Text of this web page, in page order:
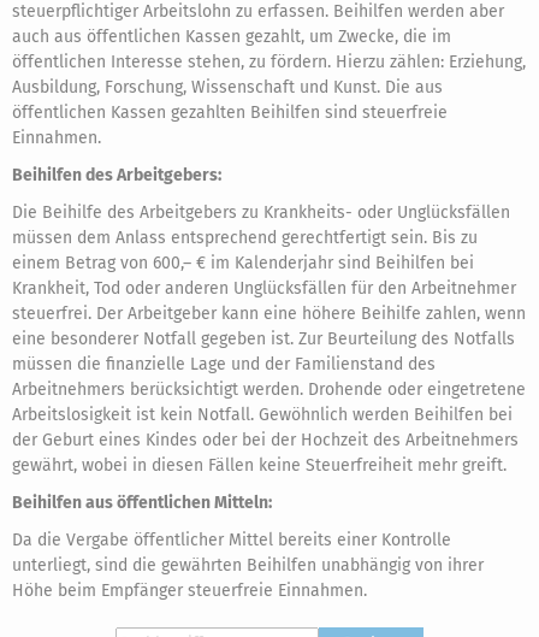
steuerpflichtiger Arbeitslohn zu erfassen. Beihilfen werden aber
auch aus öffentlichen Kassen gezahlt, um Zwecke, die im
öffentlichen Interesse stehen, zu fördern. Hierzu zählen: Erziehung,
Ausbildung, Forschung, Wissenschaft und Kunst. Die aus
öffentlichen Kassen gezahlten Beihilfen sind steuerfreie
Einnahmen.
Beihilfen des Arbeitgebers:
Die Beihilfe des Arbeitgebers zu Krankheits- oder Unglücksfällen
müssen dem Anlass entsprechend gerechtfertigt sein. Bis zu
einem Betrag von 600,– € im Kalenderjahr sind Beihilfen bei
Krankheit, Tod oder anderen Unglücksfällen für den Arbeitnehmer
steuerfrei. Der Arbeitgeber kann eine höhere Beihilfe zahlen, wenn
eine besonderer Notfall gegeben ist. Zur Beurteilung des Notfalls
müssen die finanzielle Lage und der Familienstand des
Arbeitnehmers berücksichtigt werden. Drohende oder eingetretene
Arbeitslosigkeit ist kein Notfall. Gewöhnlich werden Beihilfen bei
der Geburt eines Kindes oder bei der Hochzeit des Arbeitnehmers
gewährt, wobei in diesen Fällen keine Steuerfreiheit mehr greift.
Beihilfen aus öffentlichen Mitteln:
Da die Vergabe öffentlicher Mittel bereits einer Kontrolle
unterliegt, sind die gewährten Beihilfen unabhängig von ihrer
Höhe beim Empfänger steuerfreie Einnahmen.